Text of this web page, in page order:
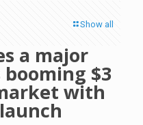
Show all
a major
booming $3
with